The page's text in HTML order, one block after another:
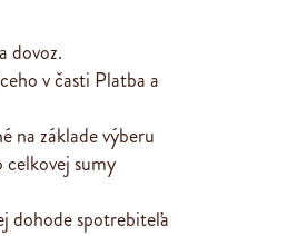
dovoz.
v časti Platba a
na základe výberu
sumy
dohode spotrebiteľa